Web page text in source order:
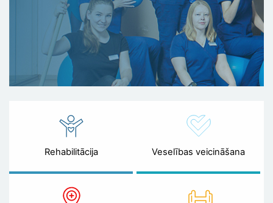
Rehabilitācija Veselības veicināšana